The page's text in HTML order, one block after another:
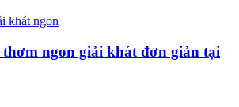
thơm ngon giải khát đơn giản tại